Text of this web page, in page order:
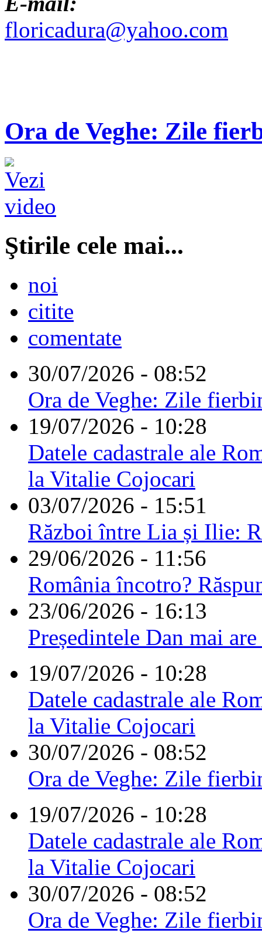
floricadura@yahoo.com
Ora de Veghe: Zile
Ştirile cele mai...
noi
citite
comentate
30/07/2026 - 08:52
Ora de Veghe: Zile
19/07/2026 - 10:28
Datele cadastrale ale
la Vitalie Cojocari
03/07/2026 - 15:51
Război între Lia și Ilie:
29/06/2026 - 11:56
România încotro?
23/06/2026 - 16:13
Președintele Dan mai
19/07/2026 - 10:28
Datele cadastrale ale
la Vitalie Cojocari
30/07/2026 - 08:52
Ora de Veghe: Zile
19/07/2026 - 10:28
Datele cadastrale ale
la Vitalie Cojocari
30/07/2026 - 08:52
Ora de Veghe: Zile